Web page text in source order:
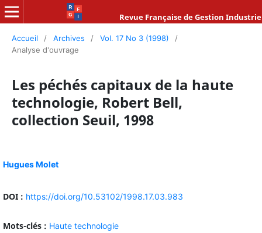
Revue Française de Gestion
Accueil / Archives / Vol. 17 No 3 (1998)
/
Analyse d'ouvrage
Les péchés capitaux de la haute
technologie, Robert Bell,
collection Seuil, 1998
Hugues Molet
DOI : https://doi.org/10.53102/1998.17.03.983
Mots-clés : Haute technologie